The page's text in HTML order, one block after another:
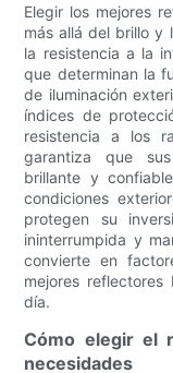
Elegir los mejores
más allá del brillo y
la resistencia a la
que determinan la
de iluminación
índices de
resistencia a los
garantiza que
brillante y
condiciones
protegen su
ininterrumpida y
convierte en
mejores reflectores
día.
Cómo elegir el
necesidades